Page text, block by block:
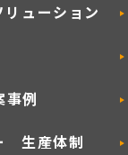
ューション
事例
生産体制